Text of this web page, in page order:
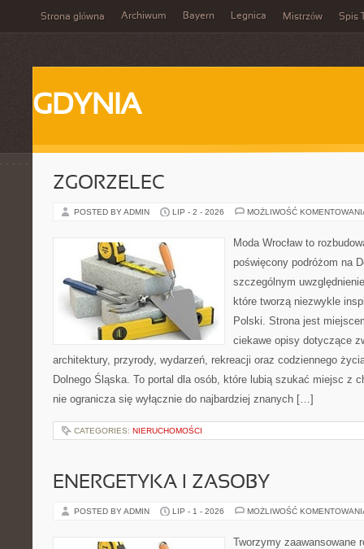
Strona główna Archiwum Bayern Legnica Mistrzów Spis
GDYNIA
ZGORZELEC
POSTED BY ADMIN LIP - 2 - 2026 MOŻLIWOŚĆ
Moda Wrocław to
poświęcony podróżom na
szczególnym
które tworzą niezwykle
Polski. Strona jest
ciekawe opisy dotyczące
architektury, przyrody, wydarzeń, rekreacji oraz codziennego
Dolnego Śląska. To portal dla osób, które lubią szukać miejsc z
nie ogranicza się wyłącznie do najbardziej znanych […]
CATEGORIES: NIERUCHOMOŚCI
ENERGETYKA I ZASOBY
POSTED BY ADMIN LIP - 1 - 2026 MOŻLIWOŚĆ
Tworzymy zaawansowane